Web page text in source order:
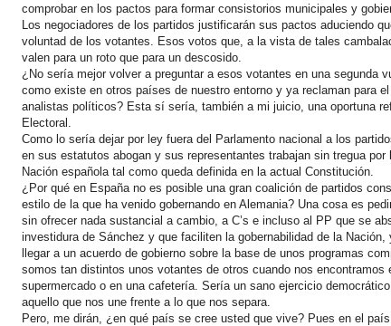
comprobar en los pactos para formar consistorios municipales y
Los negociadores de los partidos justificarán sus pactos aduciendo
voluntad de los votantes. Esos votos que, a la vista de tales
valen para un roto que para un descosido.
¿No sería mejor volver a preguntar a esos votantes en una segunda
como existe en otros países de nuestro entorno y ya reclaman para
analistas políticos? Esta sí sería, también a mi juicio, una oportuna
Electoral.
Como lo sería dejar por ley fuera del Parlamento nacional a los
en sus estatutos abogan y sus representantes trabajan sin tregua por
Nación española tal como queda definida en la actual Constitución.
¿Por qué en España no es posible una gran coalición de partidos
estilo de la que ha venido gobernando en Alemania? Una cosa es pedir
sin ofrecer nada sustancial a cambio, a C’s e incluso al PP que se
investidura de Sánchez y que faciliten la gobernabilidad de la
llegar a un acuerdo de gobierno sobre la base de unos programas
somos tan distintos unos votantes de otros cuando nos encontramos
supermercado o en una cafetería. Sería un sano ejercicio
aquello que nos une frente a lo que nos separa.
Pero, me dirán, ¿en qué país se cree usted que vive? Pues en el país